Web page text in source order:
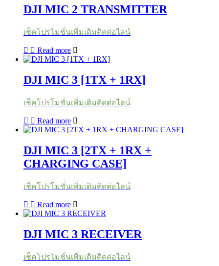
DJI MIC 2 TRANSMITTER
เช็คโปรโมชั่นเพิ่มเติมติดต่อไลน์
Read more
DJI MIC 3 [1TX + 1RX]
เช็คโปรโมชั่นเพิ่มเติมติดต่อไลน์
Read more
DJI MIC 3 [2TX + 1RX +
CHARGING CASE]
เช็คโปรโมชั่นเพิ่มเติมติดต่อไลน์
Read more
DJI MIC 3 RECEIVER
เช็คโปรโมชั่นเพิ่มเติมติดต่อไลน์